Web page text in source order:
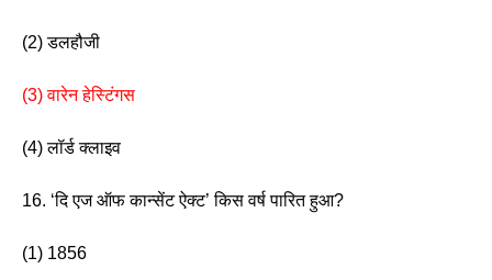
(2) डलहौजी
(3) वारेन हेस्टिंगस
(4) लॉर्ड क्लाइव
16. ‘दि एज ऑफ कान्सेंट ऐक्ट’ किस वर्ष पारित हुआ?
(1) 1856